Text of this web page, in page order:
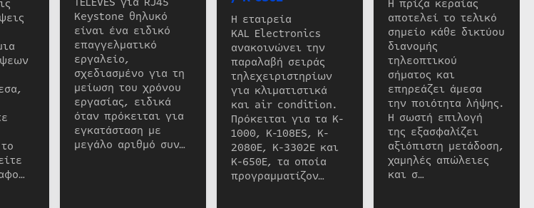
Keystone θηλυκό
είναι ένα ειδικό
επαγγελματικό
εργαλείο,
σχεδιασμένο για τη
μείωση του χρόνου
εργασίας, ειδικά
όταν πρόκειται για
εγκατάσταση με
μεγάλο αριθμό συν…
Η εταιρεία
KAL Electronics
ανακοινώνει την
παραλαβή σειράς
τηλεχειριστηρίων
για κλιματιστικά
και air condition.
Πρόκειται για τα K-
1000, K-108ES, K-
2080E, K-3302E και
K-650E, τα οποία
προγραμματίζον…
Η πρίζα κεραίας
αποτελεί το τελικό
σημείο κάθε δικτύου
διανομής
τηλεοπτικού
σήματος και
επηρεάζει άμεσα
την ποιότητα λήψης.
Η σωστή επιλογή
της εξασφαλίζει
αξιόπιστη μετάδοση,
χαμηλές απώλειες
και σ…